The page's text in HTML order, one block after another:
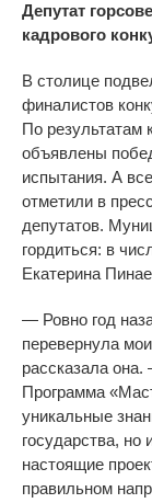
Депутат
кадрового
В столице
финалистов
По результатам
объявлены
испытания. А
отметили в
депутатов.
гордиться: в
Екатерина
— Ровно год
перевернула
рассказала
Программа«
уникальные
государства,
настоящие
правильном